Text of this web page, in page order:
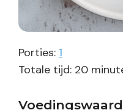
Porties: 1
Totale tijd: 20